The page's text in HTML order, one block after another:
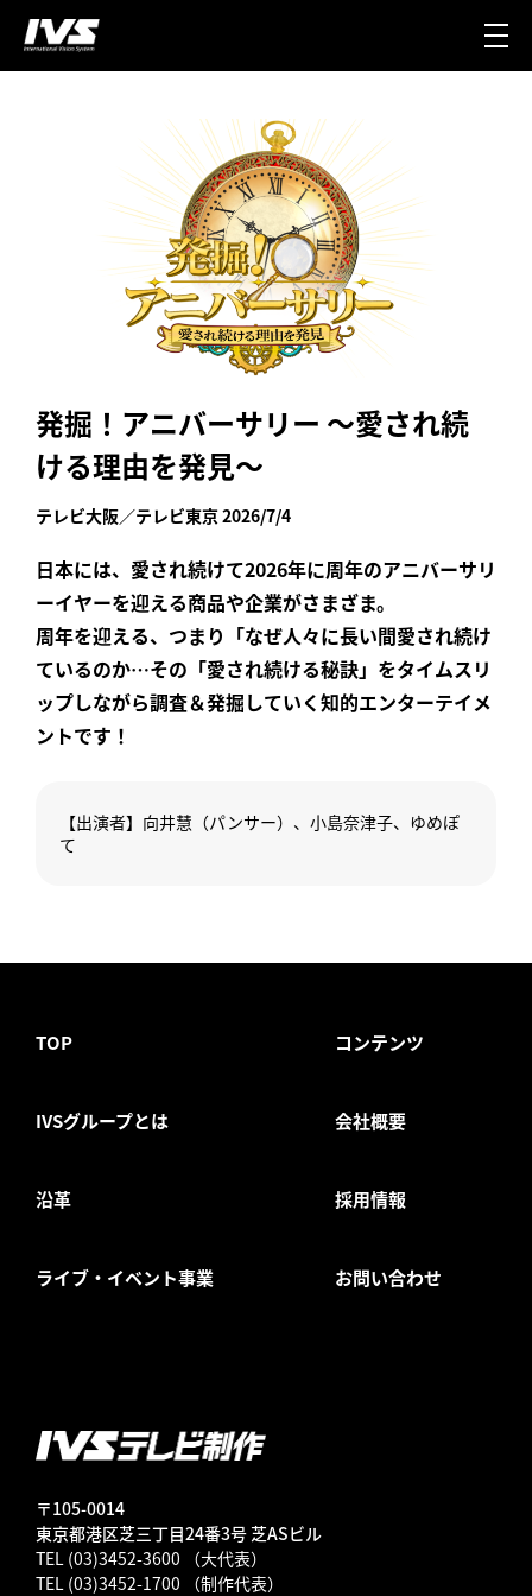
発掘！アニバーサリー 〜愛され続
ける理由を発見〜
テレビ大阪／テレビ東京 2026/7/4
日本には、愛され続けて2026年に周年のアニバーサリ
ーイヤーを迎える商品や企業がさまざま。
周年を迎える、つまり「なぜ人々に長い間愛され続け
ているのか…その「愛され続ける秘訣」をタイムスリ
ップしながら調査＆発掘していく知的エンターテイメ
ントです！
【出演者】向井慧（パンサー）、小島奈津子、ゆめぽ
て
TOP コンテンツ
IVSグループとは 会社概要
沿革 採用情報
ライブ・イベント事業 お問い合わせ
〒105-0014
東京都港区芝三丁目24番3号 芝ASビル
TEL (03)3452-3600 （大代表）
TEL (03)3452-1700 （制作代表）